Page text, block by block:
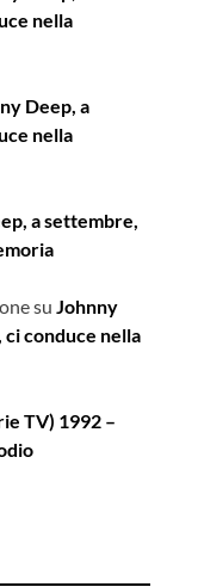
nella
Deep, a
nella
a settembre,
su Johnny
conduce nella
TV) 1992 –